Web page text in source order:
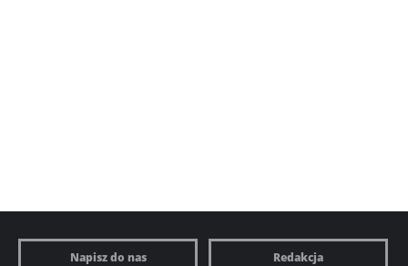
Napisz do nas Redakcja